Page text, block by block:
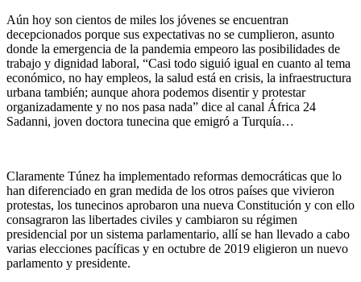
Aún hoy son cientos de miles los jóvenes se encuentran
decepcionados porque sus expectativas no se cumplieron, asunto
donde la emergencia de la pandemia empeoro las posibilidades de
trabajo y dignidad laboral, “Casi todo siguió igual en cuanto al tema
económico, no hay empleos, la salud está en crisis, la infraestructura
urbana también; aunque ahora podemos disentir y protestar
organizadamente y no nos pasa nada” dice al canal África 24
Sadanni, joven doctora tunecina que emigró a Turquía…
Claramente Túnez ha implementado reformas democráticas que lo
han diferenciado en gran medida de los otros países que vivieron
protestas, los tunecinos aprobaron una nueva Constitución y con ello
consagraron las libertades civiles y cambiaron su régimen
presidencial por un sistema parlamentario, allí se han llevado a cabo
varias elecciones pacíficas y en octubre de 2019 eligieron un nuevo
parlamento y presidente.